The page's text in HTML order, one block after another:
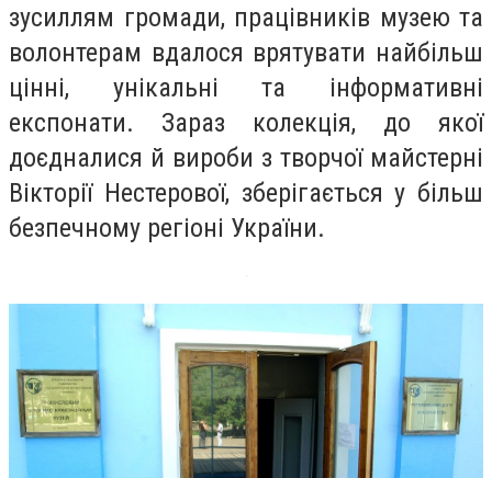
зусиллям громади, працівників музею та
волонтерам вдалося врятувати найбільш
цінні, унікальні та інформативні
експонати. Зараз колекція, до якої
доєдналися й вироби з творчої майстерні
Вікторії Нестерової, зберігається у більш
безпечному регіоні України.